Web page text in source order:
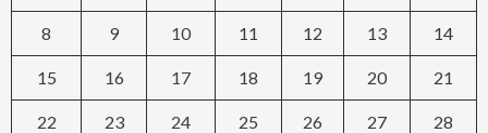
8 9 10 11 12 13 14
15 16 17 18 19 20 21
22 23 24 25 26 27 28